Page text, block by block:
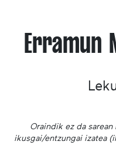
Erramun
Oraindik ez da
ikusgai/entzungai izatea